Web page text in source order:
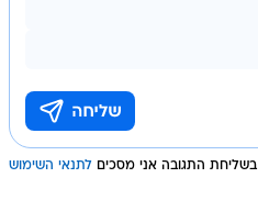
בשליחת התגובה אני מסכים לתנאי השימוש